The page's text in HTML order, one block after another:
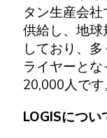
タン生産会
供給し、地
しており、
ライヤーと
20,000人です
LOGISについ